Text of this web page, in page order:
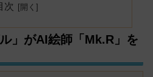
次
」がAI絵師「Mk.R」を